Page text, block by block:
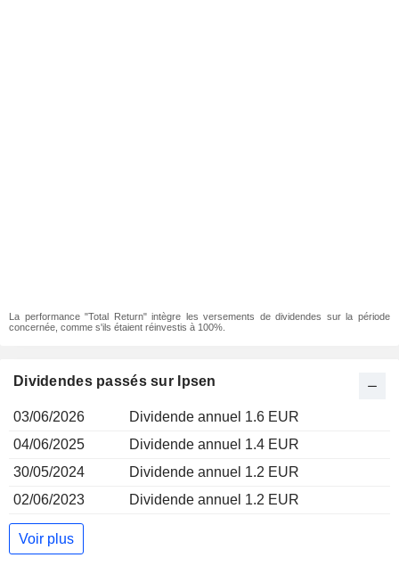
La performance "Total Return" intègre les versements de dividendes sur la période
concernée, comme s'ils étaient réinvestis à 100%.
Dividendes passés sur Ipsen
03/06/2026
Dividende annuel 1.6 EUR
04/06/2025
Dividende annuel 1.4 EUR
30/05/2024
Dividende annuel 1.2 EUR
02/06/2023
Dividende annuel 1.2 EUR
Voir plus